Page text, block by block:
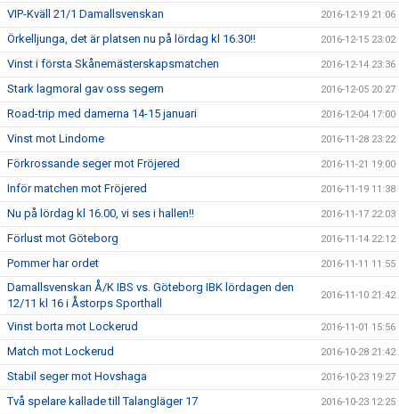
VIP-Kväll 21/1 Damallsvenskan 2016-12-19 21:06
Örkelljunga, det är platsen nu på lördag kl 16.30!! 2016-12-15 23:02
Vinst i första Skånemästerskapsmatchen 2016-12-14 23:36
Stark lagmoral gav oss segern 2016-12-05 20:27
Road-trip med damerna 14-15 januari 2016-12-04 17:00
Vinst mot Lindome 2016-11-28 23:22
Förkrossande seger mot Fröjered 2016-11-21 19:00
Inför matchen mot Fröjered 2016-11-19 11:38
Nu på lördag kl 16.00, vi ses i hallen!! 2016-11-17 22:03
Förlust mot Göteborg 2016-11-14 22:12
Pommer har ordet 2016-11-11 11:55
Damallsvenskan Å/K IBS vs. Göteborg IBK lördagen den
12/11 kl 16 i Åstorps Sporthall
2016-11-10 21:42
Vinst borta mot Lockerud 2016-11-01 15:56
Match mot Lockerud 2016-10-28 21:42
Stabil seger mot Hovshaga 2016-10-23 19:27
Två spelare kallade till Talangläger 17 2016-10-23 12:25